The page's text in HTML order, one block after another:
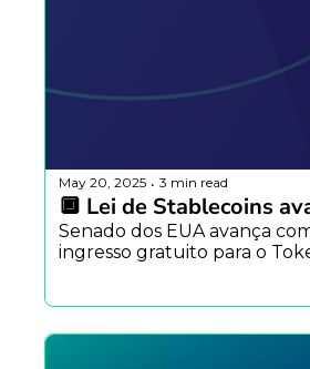
May 20, 2025 • 3 min read
🔲 Lei de Stablecoins
Senado dos EUA avança